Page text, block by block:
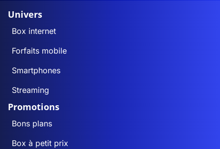
Univers
Box internet
Forfaits mobile
Smartphones
Streaming
Promotions
Bons plans
Box à petit prix